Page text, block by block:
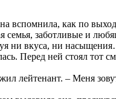
вспомнила, как по
заботливые и
ни вкуса, ни
Перед ней стоял тот
лейтенант. – Меня